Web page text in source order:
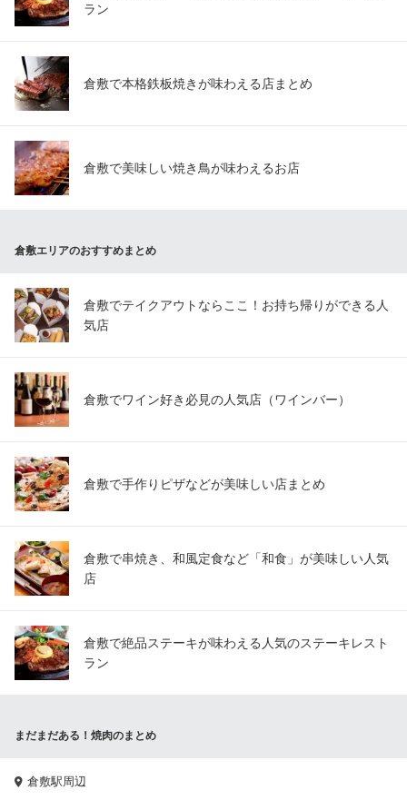
ラン
倉敷で本格鉄板焼きが味わえる店まとめ
倉敷で美味しい焼き鳥が味わえるお店
倉敷エリアのおすすめまとめ
倉敷でテイクアウトならここ！お持ち帰りができる人
気店
倉敷でワイン好き必見の人気店（ワインバー）
倉敷で手作りピザなどが美味しい店まとめ
倉敷で串焼き、和風定食など「和食」が美味しい人気
店
倉敷で絶品ステーキが味わえる人気のステーキレスト
ラン
まだまだある！焼肉のまとめ
倉敷駅周辺